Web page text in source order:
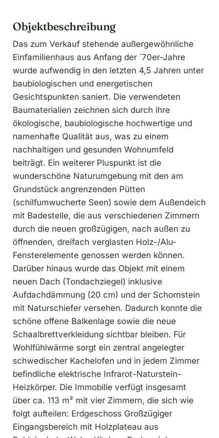
Objektbeschreibung
Das zum Verkauf stehende außergewöhnliche
Einfamilienhaus aus Anfang der ´70er-Jahre
wurde aufwendig in den letzten 4,5 Jahren unter
baubiologischen und energetischen
Gesichtspunkten saniert. Die verwendeten
Baumaterialien zeichnen sich durch ihre
ökologische, baubiologische hochwertige und
namenhafte Qualität aus, was zu einem
nachhaltigen und gesunden Wohnumfeld
beiträgt. Ein weiterer Pluspunkt ist die
wunderschöne Naturumgebung mit den am
Grundstück angrenzenden Pütten
(schilfumwucherte Seen) sowie dem Außendeich
mit Badestelle, die aus verschiedenen Zimmern
durch die neuen großzügigen, nach außen zu
öffnenden, dreifach verglasten Holz-/Alu-
Fensterelemente genossen werden können.
Darüber hinaus wurde das Objekt mit einem
neuen Dach (Tondachziegel) inklusive
Aufdachdämmung (20 cm) und der Schornstein
mit Naturschiefer versehen. Dadurch konnte die
schöne offene Balkenlage sowie die neue
Schaalbrettverkleidung sichtbar bleiben. Für
Wohlfühlwärme sorgt ein zentral angelegter
schwedischer Kachelofen und in jedem Zimmer
befindliche elektrische Infrarot-Naturstein-
Heizkörper. Die Immobilie verfügt insgesamt
über ca. 113 m² mit vier Zimmern, die sich wie
folgt aufteilen: Erdgeschoss Großzügiger
Eingangsbereich mit Holzplateau aus